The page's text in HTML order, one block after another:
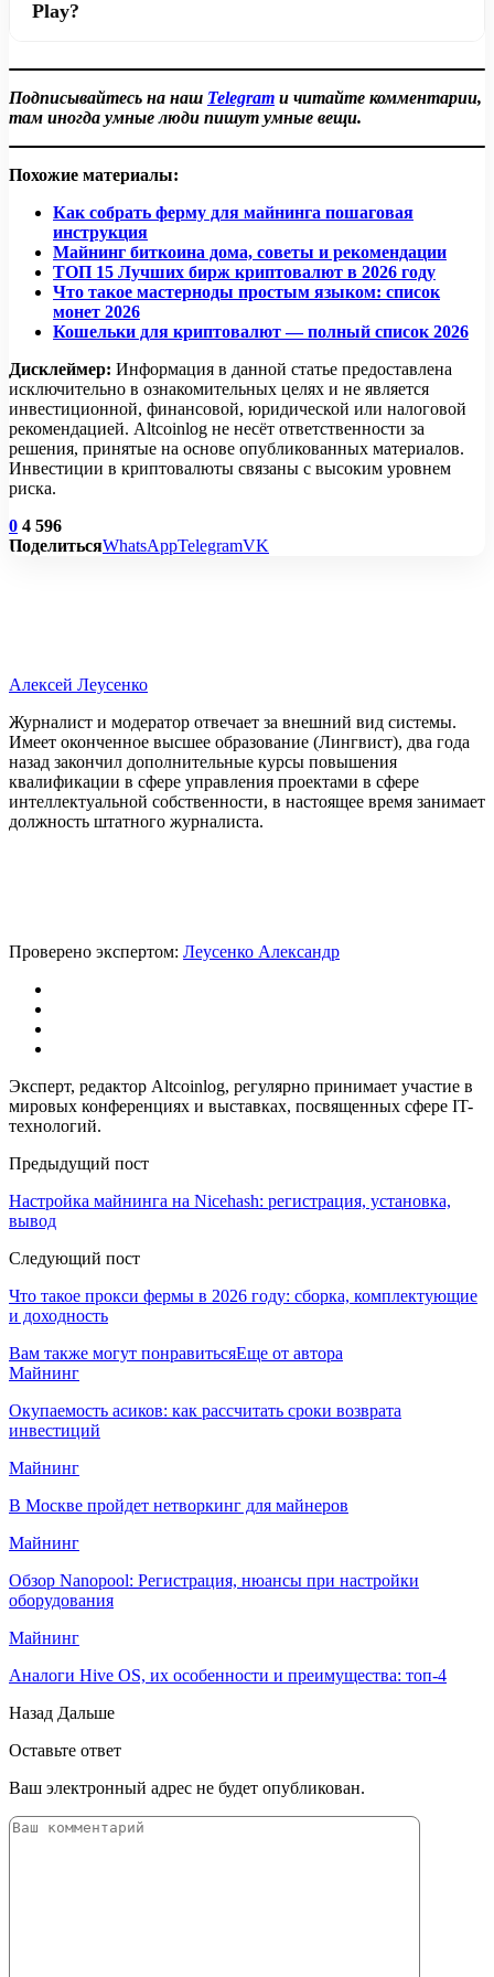
желательно использовать видеокарты RTX 30 или RTX
криптовалюты на видеокарте. Однако прибыль зависит
времени работы компьютера.
Play?
Мбит/с для владельцев ПК, сдающих оборудование в
аренду. Также важен низкий пинг, который влияет на
Подписывайтесь на наш Telegram и читайте комментарии,
там иногда умные люди пишут умные вещи.
Похожие материалы:
Как собрать ферму для майнинга пошаговая
инструкция
Майнинг биткоина дома, советы и рекомендации
ТОП 15 Лучших бирж криптовалют в 2026 году
Что такое мастерноды простым языком: список
монет 2026
Кошельки для криптовалют — полный список 2026
Дисклеймер: Информация в данной статье предоставлена
исключительно в ознакомительных целях и не является
инвестиционной, финансовой, юридической или налоговой
рекомендацией. Altcoinlog не несёт ответственности за
решения, принятые на основе опубликованных материалов.
Инвестиции в криптовалюты связаны с высоким уровнем
риска.
0 4 596
ПоделитьсяWhatsAppTelegramVK
Алексей Леусенко
Журналист и модератор отвечает за внешний вид системы.
Имеет оконченное высшее образование (Лингвист), два года
назад закончил дополнительные курсы повышения
квалификации в сфере управления проектами в сфере
интеллектуальной собственности, в настоящее время занимает
должность штатного журналиста.
Проверено экспертом: Леусенко Александр
Эксперт, редактор Altcoinlog, регулярно принимает участие в
мировых конференциях и выставках, посвященных сфере IT-
технологий.
Предыдущий пост
Настройка майнинга на Nicehash: регистрация, установка,
вывод
Следующий пост
Что такое прокси фермы в 2026 году: сборка, комплектующие
и доходность
Вам также могут понравитьсяЕще от автора
Майнинг
Окупаемость асиков: как рассчитать сроки возврата
инвестиций
Майнинг
В Москве пройдет нетворкинг для майнеров
Майнинг
Обзор Nanopool: Регистрация, нюансы при настройки
оборудования
Майнинг
Аналоги Hive OS, их особенности и преимущества: топ-4
Назад Дальше
Оставьте ответ
Ваш электронный адрес не будет опубликован.